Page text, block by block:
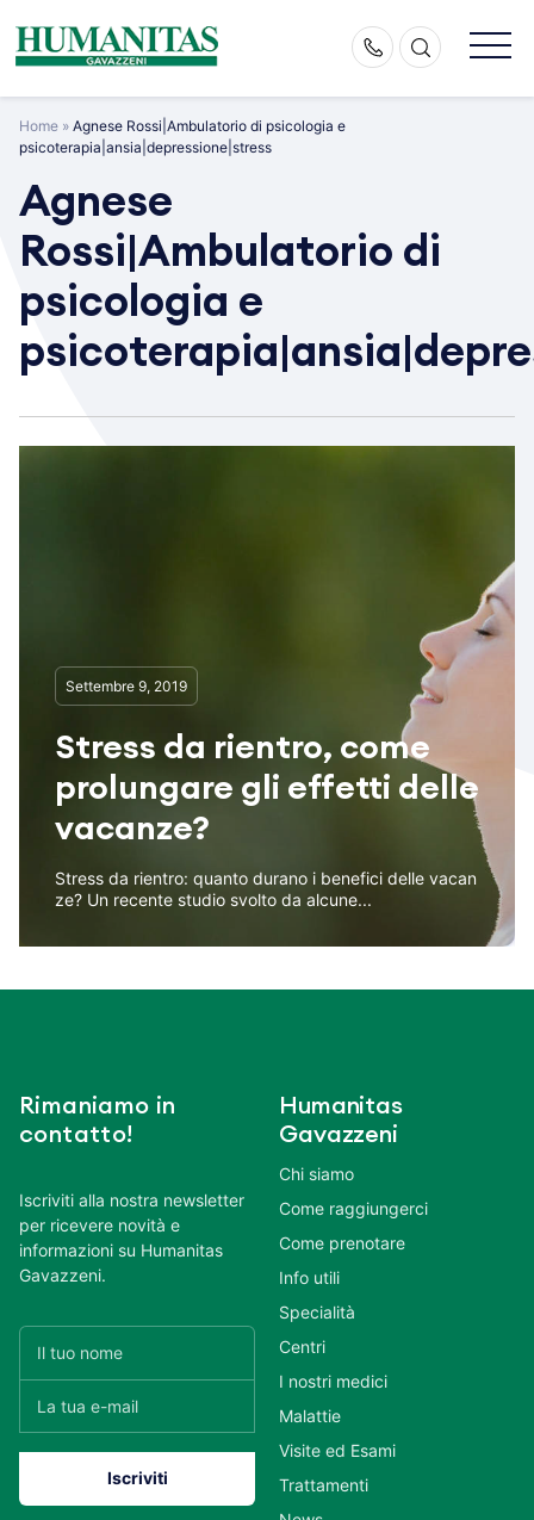
content
Home » Agnese Rossi|Ambulatorio di psicologia e
psicoterapia|ansia|depressione|stress
Agnese
Rossi|Ambulatorio di
psicologia e
Settembre 9, 2019
Stress da rientro, come
prolungare gli effetti delle
vacanze?
Stress da rientro: quanto durano i benefici delle vacan
ze? Un recente studio svolto da alcune...
Rimaniamo in
contatto!
Iscriviti alla nostra newsletter
per ricevere novità e
informazioni su Humanitas
Gavazzeni.
Humanitas
Gavazzeni
Chi siamo
Come raggiungerci
Come prenotare
Info utili
Specialità
Centri
I nostri medici
Malattie
Visite ed Esami
Trattamenti